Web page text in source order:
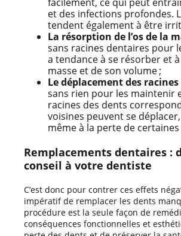
et des infections profondes.
tendent également à être
La résorption de l’os de la
sans racines dentaires pour
a tendance à se résorber et
masse et de son volume ;
Le déplacement des
sans rien pour les maintenir
racines des dents
voisines peuvent se
même à la perte de certaines
Remplacements dentaires :
conseil à votre dentiste
C’est donc pour contrer ces effets
impératif de remplacer les dents
procédure est la seule façon de
conséquences fonctionnelles et